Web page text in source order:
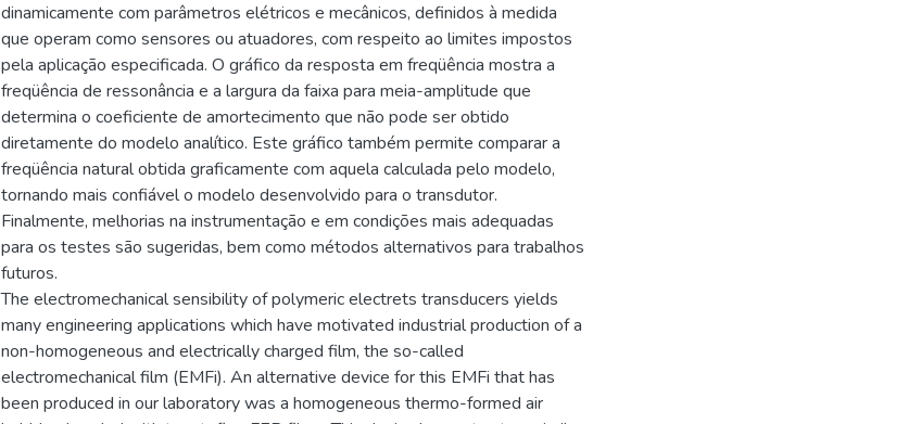
dinamicamente com parâmetros elétricos e mecânicos, definidos à medida
que operam como sensores ou atuadores, com respeito ao limites impostos
pela aplicação especificada. O gráfico da resposta em freqüência mostra a
freqüência de ressonância e a largura da faixa para meia-amplitude que
determina o coeficiente de amortecimento que não pode ser obtido
diretamente do modelo analítico. Este gráfico também permite comparar a
freqüência natural obtida graficamente com aquela calculada pelo modelo,
tornando mais confiável o modelo desenvolvido para o transdutor.
Finalmente, melhorias na instrumentação e em condições mais adequadas
para os testes são sugeridas, bem como métodos alternativos para trabalhos
futuros.
The electromechanical sensibility of polymeric electrets transducers yields
many engineering applications which have motivated industrial production of a
non-homogeneous and electrically charged film, the so-called
electromechanical film (EMFi). An alternative device for this EMFi that has
been produced in our laboratory was a homogeneous thermo-formed air